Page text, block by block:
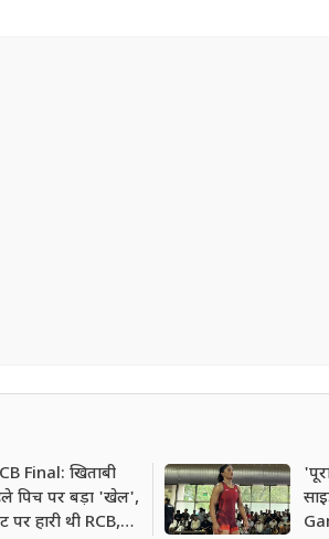
Final: खिताबी
पिच पर बड़ा 'खेल',
पर हारी थी RCB,